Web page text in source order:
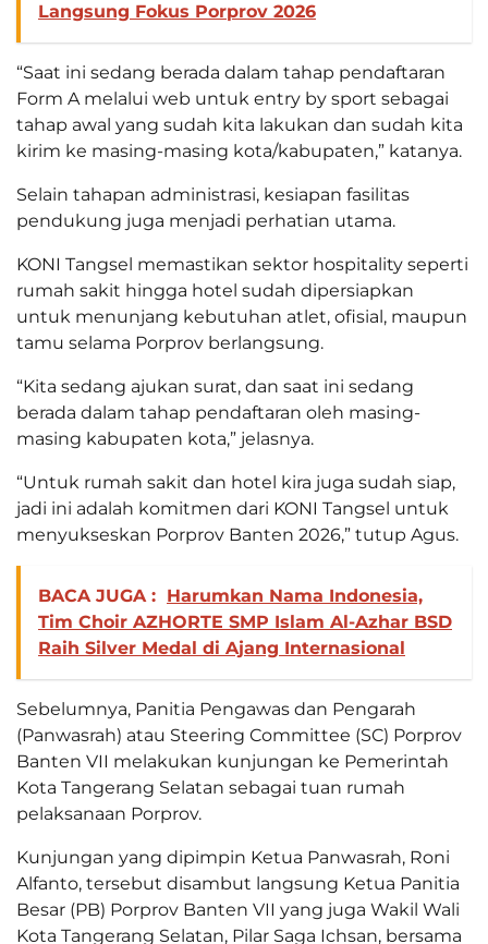
Langsung Fokus Porprov 2026
“Saat ini sedang berada dalam tahap pendaftaran
Form A melalui web untuk entry by sport sebagai
tahap awal yang sudah kita lakukan dan sudah kita
kirim ke masing-masing kota/kabupaten,” katanya.
Selain tahapan administrasi, kesiapan fasilitas
pendukung juga menjadi perhatian utama.
KONI Tangsel memastikan sektor hospitality seperti
rumah sakit hingga hotel sudah dipersiapkan
untuk menunjang kebutuhan atlet, ofisial, maupun
tamu selama Porprov berlangsung.
“Kita sedang ajukan surat, dan saat ini sedang
berada dalam tahap pendaftaran oleh masing-
masing kabupaten kota,” jelasnya.
“Untuk rumah sakit dan hotel kira juga sudah siap,
jadi ini adalah komitmen dari KONI Tangsel untuk
menyukseskan Porprov Banten 2026,” tutup Agus.
BACA JUGA : Harumkan Nama Indonesia,
Tim Choir AZHORTE SMP Islam Al-Azhar BSD
Raih Silver Medal di Ajang Internasional
Sebelumnya, Panitia Pengawas dan Pengarah
(Panwasrah) atau Steering Committee (SC) Porprov
Banten VII melakukan kunjungan ke Pemerintah
Kota Tangerang Selatan sebagai tuan rumah
pelaksanaan Porprov.
Kunjungan yang dipimpin Ketua Panwasrah, Roni
Alfanto, tersebut disambut langsung Ketua Panitia
Besar (PB) Porprov Banten VII yang juga Wakil Wali
Kota Tangerang Selatan, Pilar Saga Ichsan, bersama